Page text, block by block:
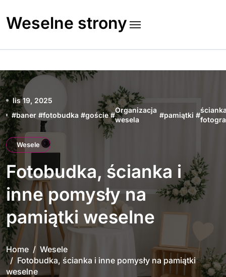
to
content
Weselne strony
lis 19, 2025
#baner #fotobudka #goście #
Organizacja
wesela
#pamiątki #
Wesele
Fotobudka, ścianka i
inne pomysły na
pamiątki weselne
Home
Wesele
Fotobudka, ścianka i inne pomysły na pamiątki
weselne